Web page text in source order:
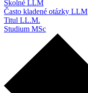
Školné LLM
Často kladené otázky LLM
Titul LL.M.
Studium MSc